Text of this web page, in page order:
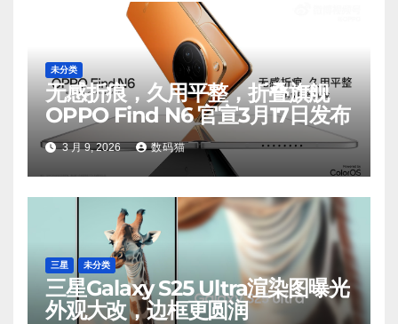
未分类
无感折痕，久用平整，折叠旗舰
OPPO Find N6 官宣3月17日发布
3 月 9, 2026 数码猫
三星 未分类
三星Galaxy S25 Ultra渲染图曝光
外观大改，边框更圆润